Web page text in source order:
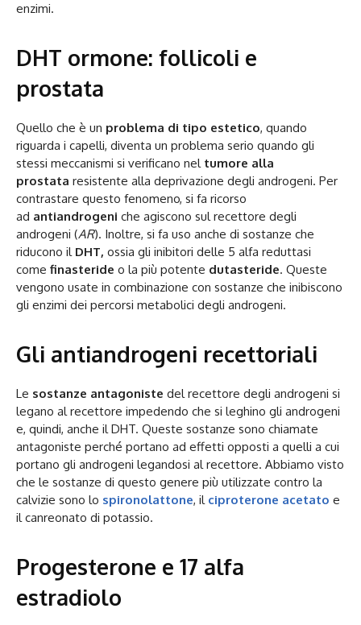
enzimi.
DHT ormone: follicoli e
prostata
Quello che è un problema di tipo estetico, quando
riguarda i capelli, diventa un problema serio quando gli
stessi meccanismi si verificano nel tumore alla
prostata resistente alla deprivazione degli androgeni. Per
contrastare questo fenomeno, si fa ricorso
ad antiandrogeni che agiscono sul recettore degli
androgeni (AR). Inoltre, si fa uso anche di sostanze che
riducono il DHT, ossia gli inibitori delle 5 alfa reduttasi
come finasteride o la più potente dutasteride. Queste
vengono usate in combinazione con sostanze che inibiscono
gli enzimi dei percorsi metabolici degli androgeni.
Gli antiandrogeni recettoriali
Le sostanze antagoniste del recettore degli androgeni si
legano al recettore impedendo che si leghino gli androgeni
e, quindi, anche il DHT. Queste sostanze sono chiamate
antagoniste perché portano ad effetti opposti a quelli a cui
portano gli androgeni legandosi al recettore. Abbiamo visto
che le sostanze di questo genere più utilizzate contro la
calvizie sono lo spironolattone, il ciproterone acetato e
il canreonato di potassio.
Progesterone e 17 alfa
estradiolo